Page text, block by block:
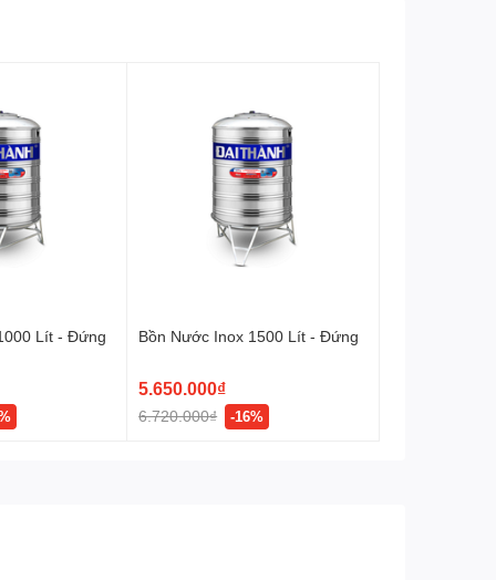
Lít - Đứng Bồn Nước Inox 1500 Lít - Đứng
5.650.000₫
6.720.000₫ -16%